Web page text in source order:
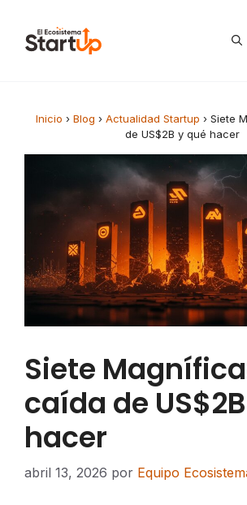
Inicio › Blog › Actualidad Startup › Siete
de US$2B y qué hacer
Siete
caída de
hacer
abril 13, 2026 por Equipo